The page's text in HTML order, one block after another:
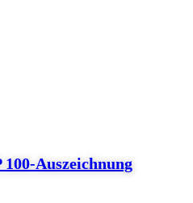
Auszeichnung